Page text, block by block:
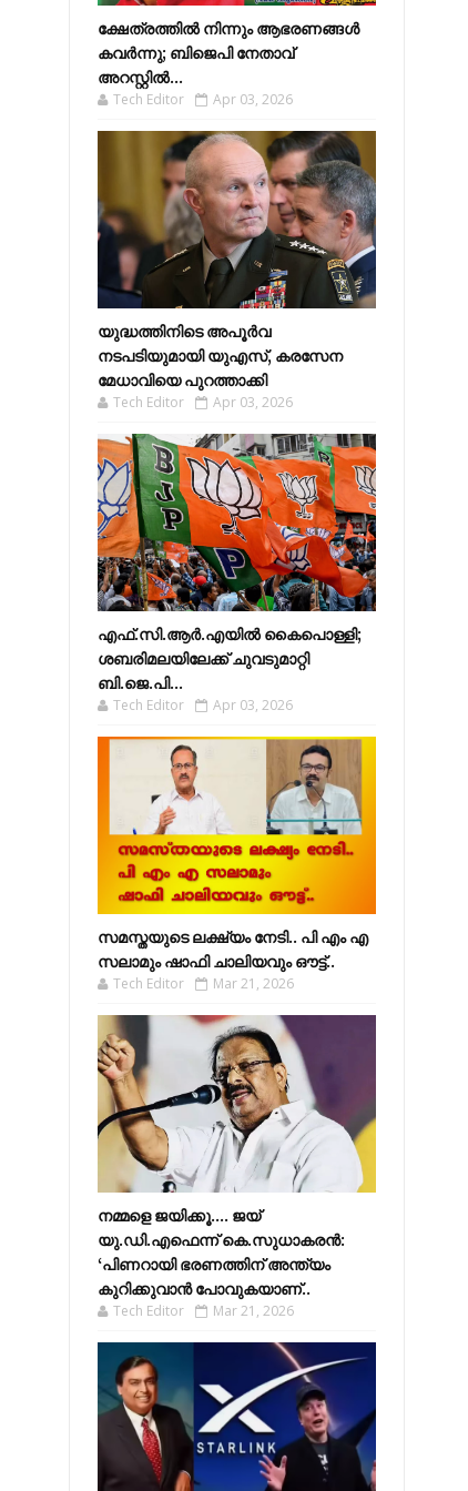
ക്ഷേത്രത്തിൽ നിന്നും ആഭരണങ്ങൾ
കവർന്നു; ബിജെപി നേതാവ്
അറസ്റ്റിൽ...
Tech Editor Apr 03, 2026
യുദ്ധത്തിനിടെ അപൂർവ
നടപടിയുമായി യുഎസ്, കരസേന
മേധാവിയെ പുറത്താക്കി
Tech Editor Apr 03, 2026
എഫ്​.സി.ആർ.എയിൽ കൈപൊള്ളി;
ശബരിമലയിലേക്ക്​ ചുവടുമാറ്റി
ബി.ജെ.പി...
Tech Editor Apr 03, 2026
സമസ്തയുടെ ലക്ഷ്യം നേടി.. പി എം എ
സലാമും ഷാഫി ചാലിയവും ഔട്ട്..
Tech Editor Mar 21, 2026
നമ്മളെ ജയിക്കൂ.... ജയ്
യു.ഡി.എഫെന്ന് കെ.സുധാകരൻ:
‘പിണറായി ഭരണത്തിന് അന്ത്യം
കുറിക്കുവാൻ പോവുകയാണ്..
Tech Editor Mar 21, 2026